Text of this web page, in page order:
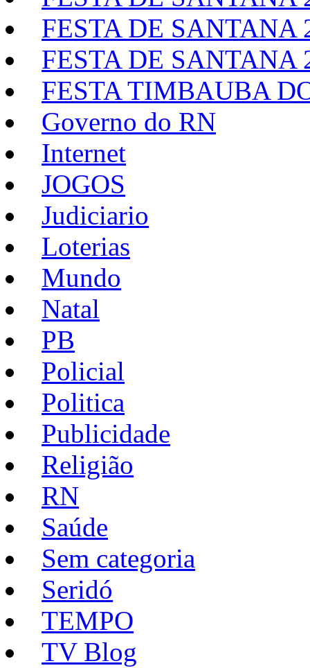
FESTA DE SANTANA
FESTA DE SANTANA
FESTA TIMBAUBA
Governo do RN
Internet
JOGOS
Judiciario
Loterias
Mundo
Natal
PB
Policial
Politica
Publicidade
Religião
RN
Saúde
Sem categoria
Seridó
TEMPO
TV Blog